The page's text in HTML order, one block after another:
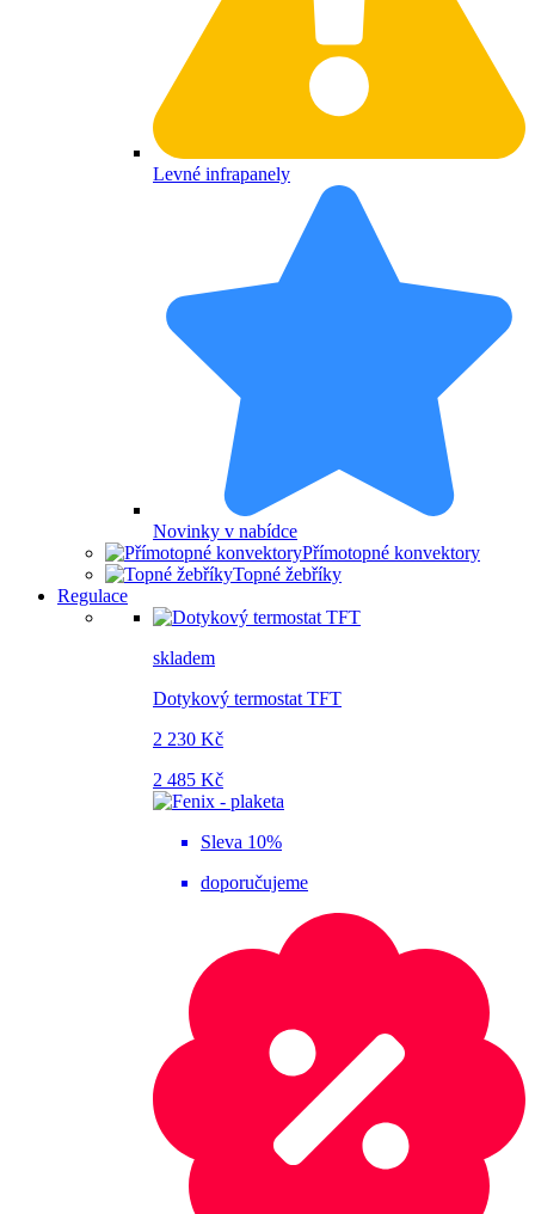
Levné infrapanely
Novinky v nabídce
Přímotopné konvektory
Topné žebříky
Regulace
skladem
Dotykový termostat TFT
2 230 Kč
2 485 Kč
Sleva 10%
doporučujeme